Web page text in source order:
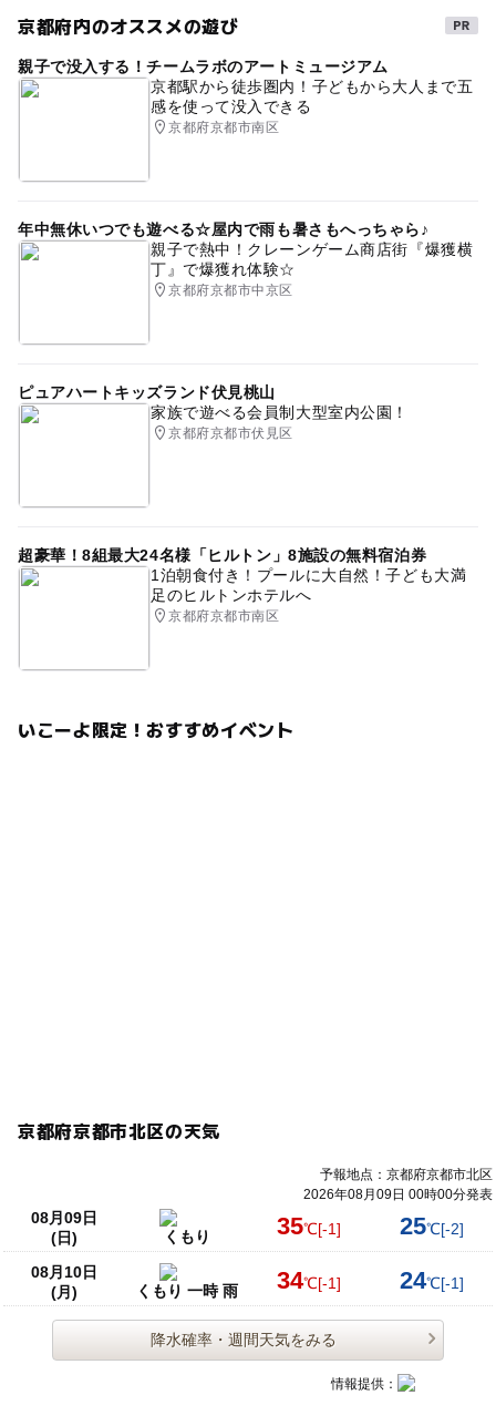
京都府内のオススメの遊び
親子で没入する！チームラボのアートミュージアム
京都駅から徒歩圏内！子どもから大人まで五
感を使って没入できる
京都府京都市南区
年中無休いつでも遊べる☆屋内で雨も暑さもへっちゃら♪
親子で熱中！クレーンゲーム商店街『爆獲横
丁』で爆獲れ体験☆
京都府京都市中京区
ピュアハートキッズランド伏見桃山
家族で遊べる会員制大型室内公園！
京都府京都市伏見区
超豪華！8組最大24名様「ヒルトン」8施設の無料宿泊券
1泊朝食付き！プールに大自然！子ども大満
足のヒルトンホテルへ
京都府京都市南区
いこーよ限定！おすすめイベント
京都府京都市北区の天気
予報地点：京都府京都市北区
2026年08月09日 00時00分発表
08月09日
(日)
くもり 35℃[-1] 25℃[-2]
08月10日
(月)
くもり 一時 雨 34℃[-1] 24℃[-1]
降水確率・週間天気をみる
情報提供：